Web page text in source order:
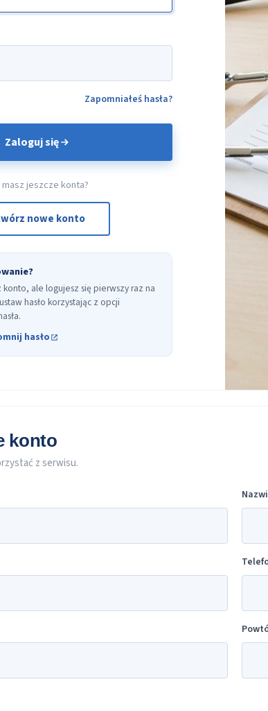
Zapomniałeś hasła?
Zaloguj się
jeszcze konta?
nowe konto
ale logujesz się pierwszy raz na
hasło korzystając z opcji
hasło
konto
z serwisu.